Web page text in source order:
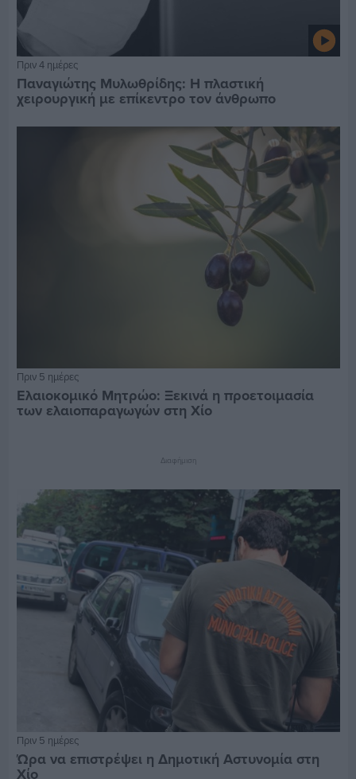
Πριν 4 ημέρες
Παναγιώτης Μυλωθρίδης: Η πλαστική
χειρουργική με επίκεντρο τον άνθρωπο
Πριν 5 ημέρες
Ελαιοκομικό Μητρώο: Ξεκινά η προετοιμασία
των ελαιοπαραγωγών στη Χίο
Διαφήμιση
Πριν 5 ημέρες
Ώρα να επιστρέψει η Δημοτική Αστυνομία στη
Χίο